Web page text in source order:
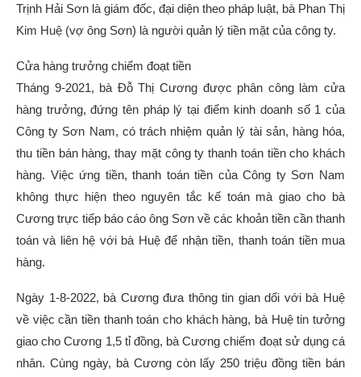
Trịnh Hải Sơn là giám đốc, đại diện theo pháp luật, bà Phan Thị
Kim Huệ (vợ ông Sơn) là người quản lý tiền mặt của công ty.
Cửa hàng trưởng chiếm đoạt tiền
Tháng 9-2021, bà Đỗ Thị Cương được phân công làm cửa
hàng trưởng, đứng tên pháp lý tại điểm kinh doanh số 1 của
Công ty Sơn Nam, có trách nhiệm quản lý tài sản, hàng hóa,
thu tiền bán hàng, thay mặt công ty thanh toán tiền cho khách
hàng. Việc ứng tiền, thanh toán tiền của Công ty Sơn Nam
không thực hiện theo nguyên tắc kế toán mà giao cho bà
Cương trực tiếp báo cáo ông Sơn về các khoản tiền cần thanh
toán và liên hệ với bà Huệ để nhận tiền, thanh toán tiền mua
hàng.
Ngày 1-8-2022, bà Cương đưa thông tin gian dối với bà Huệ
về việc cần tiền thanh toán cho khách hàng, bà Huệ tin tưởng
giao cho Cương 1,5 tỉ đồng, bà Cương chiếm đoạt sử dụng cá
nhân. Cùng ngày, bà Cương còn lấy 250 triệu đồng tiền bán